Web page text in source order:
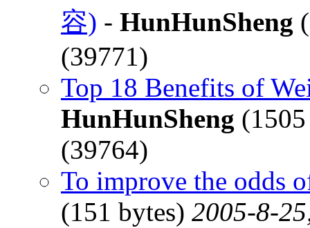
容) - HunHunSheng
(39771)
Top 18 Benefits of
HunHunSheng
(39764)
To improve the odds
(151 bytes) 2005-8-